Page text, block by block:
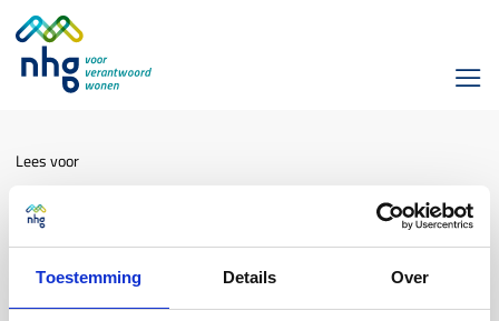
Toestemming Details Over
Lees voor
Klopt het dat je alimentatie mag
meenemen voor de volledige
looptijd als deze minimaal 10 jaar
loopt?